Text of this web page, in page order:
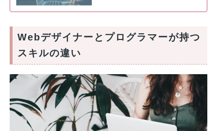
Webデザイナーとプログラマーが持つ
スキルの違い